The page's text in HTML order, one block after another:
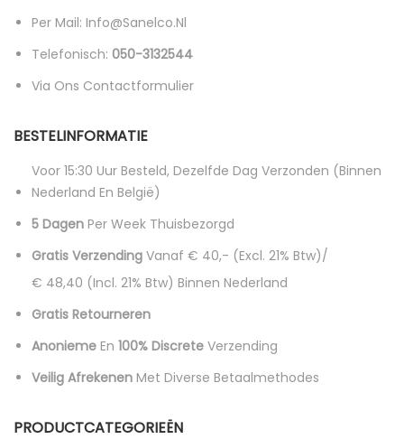
Per Mail: Info@sanelco.nl
Telefonisch: 050-3132544
Via Ons Contactformulier
BESTELINFORMATIE
Voor 15:30 Uur Besteld, Dezelfde Dag Verzonden (binnen
Nederland En België)
5 Dagen Per Week Thuisbezorgd
Gratis Verzending Vanaf € 40,- (excl. 21% Btw)/
€ 48,40 (incl. 21% Btw) Binnen Nederland
Gratis Retourneren
Anonieme En 100% Discrete Verzending
Veilig Afrekenen Met Diverse Betaalmethodes
PRODUCTCATEGORIEËN